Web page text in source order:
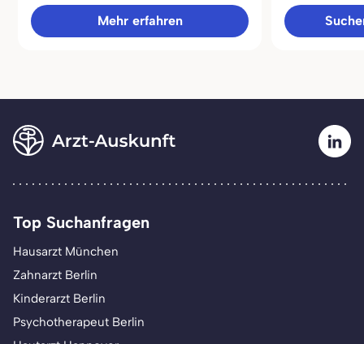
Mehr erfahren
Top Suchanfragen
Hausarzt München
Zahnarzt Berlin
Kinderarzt Berlin
Psychotherapeut Berlin